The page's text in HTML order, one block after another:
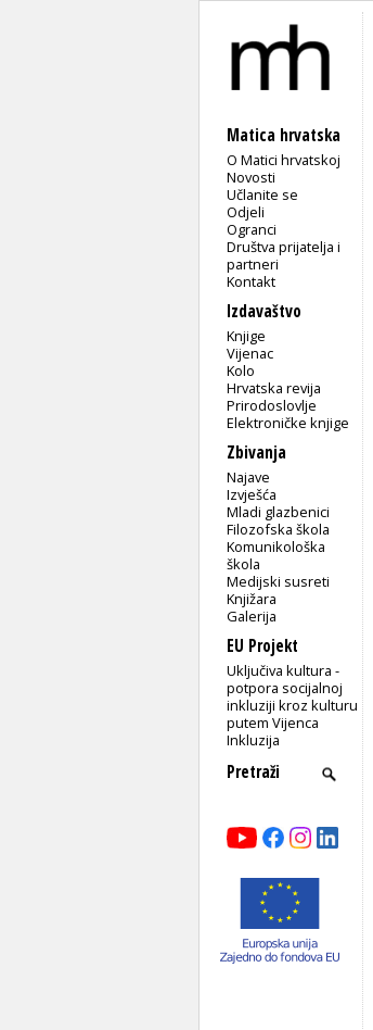
Matica hrvatska
O Matici hrvatskoj
Novosti
Učlanite se
Odjeli
Ogranci
Društva prijatelja i
partneri
Kontakt
Izdavaštvo
Knjige
Vijenac
Kolo
Hrvatska revija
Prirodoslovlje
Elektroničke knjige
Zbivanja
Najave
Izvješća
Mladi glazbenici
Filozofska škola
Komunikološka
škola
Medijski susreti
Knjižara
Galerija
EU Projekt
Uključiva kultura -
potpora socijalnoj
inkluziji kroz kulturu
putem Vijenca
Inkluzija